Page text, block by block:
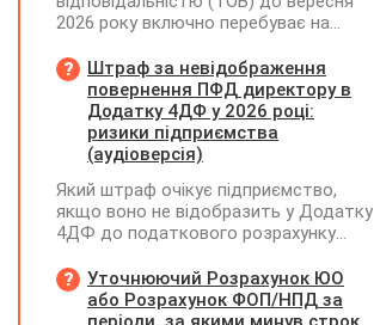
2026 року включно перебуває на
(єдиний податок, 3 група, ставка 5%,
неплатник ПДВ). З 1 жовтня 2026
року підприємство переходить на
загальну систему оподаткування
(стає платником податку на
діяльності у періоді 2024–2025 років
(під час перебування на спрощеній
системі) підприємство отримало
нерозподіленого прибутку в балансі
становить 18 млн грн. Наприкінці
Штраф за невідображення
повернення ПФД директору в
Додатку 4ДФ у 2026 році:
ризики підприємства
(аудіоверсія)
Який штраф очікує підприємство,
якщо воно не відобразить у Додатку
4ДФ до податкового розрахунку
допомоги (ПФД) директору?
Уточнюючий Розрахунок ЮО
або Розрахунок ФОП/НПД за